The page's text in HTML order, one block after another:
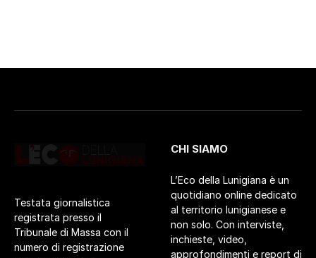
Testata giornalistica
registrata presso il
Tribunale di Massa con il
numero di registrazione
CHI SIAMO
L’Eco della Lunigiana è un
quotidiano online dedicato
al territorio lunigianese e
non solo. Con interviste,
inchieste, video,
approfondimenti e report di